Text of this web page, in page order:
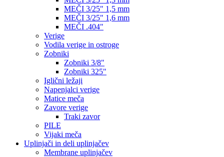
MEČI 3/25" 1,5 mm
MEČI 3/25" 1,6 mm
MEČI .404"
Verige
Vodila verige in ostroge
Zobniki
Zobniki 3/8"
Zobniki 325"
Iglični ležaji
Napenjalci verige
Matice meča
Zavore verige
Traki zavor
PILE
Vijaki meča
Uplinjači in deli uplinjačev
Membrane uplinjačev